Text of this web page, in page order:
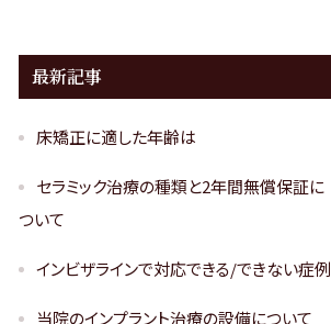
最新記事
床矯正に適した年齢は
セラミック治療の種類と2年間無償保証に
ついて
インビザラインで対応できる/できない症例
当院のインプラント治療の設備について